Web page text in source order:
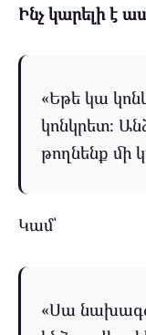
Ինչ կարելի է
«Եթե կա
կոնկրետ։
թողնենք մի
Կամ՝
«Սա